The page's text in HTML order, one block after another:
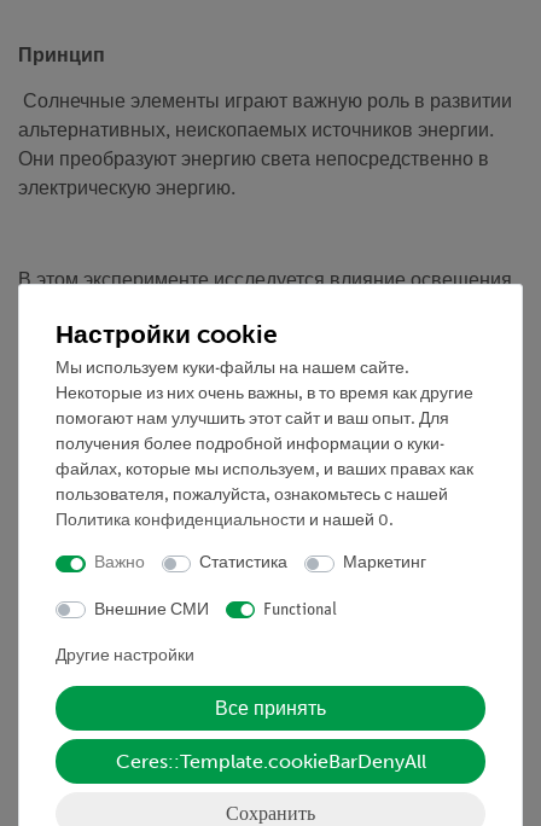
Принцип
Солнечные элементы играют важную роль в развитии
альтернативных, неископаемых источников энергии.
Они преобразуют энергию света непосредственно в
электрическую энергию.
В этом эксперименте исследуется влияние освещения
хода. Освещенность может быть изменена при
изменении расстояния между солнечным элементом и
источником света или при изменении угла падающего
света.
Преимущества
тва • Понятная и быстрая настройка - нет
модульными блоками
• Безопасность контактов соединения модульных
блоков благодаря пазл-системе
• Нержавеющие позолоченные контакты
Задание
Настройки cookie
Мы используем куки-файлы на нашем сайте.
Некоторые из них очень важны, в то время как другие
помогают нам улучшить этот сайт и ваш опыт. Для
получения более подробной информации о куки-
файлах, которые мы используем, и ваших правах как
пользователя, пожалуйста, ознакомьтесь с нашей
Политика конфиденциальности и нашей 0.
Важно Статистика Маркетинг
Внешние СМИ Functional
Другие настройки
Все принять
Ceres::Template.cookieBarDenyAll
Сохранить